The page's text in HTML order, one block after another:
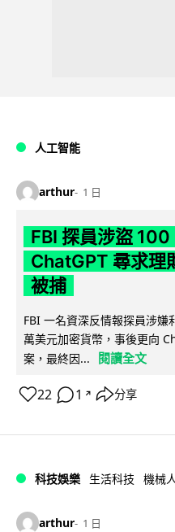
人工智能
arthur 1 日
FBI 探員涉盜
ChatGPT 尋求理
被捕
FBI 一名資深反情報探員涉
萬美元加密貨幣，事後更向
案，最終因...
閱讀全文
22 1 ↗ 分享
科技娛樂 生活科技 機械人
arthur 1 日